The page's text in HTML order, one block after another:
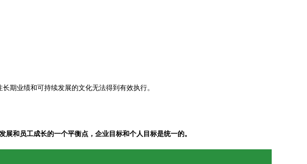
期业绩和可持续发展的文化无法得到有效执行。
和员工成长的一个平衡点，企业目标和个人目标是统一的。